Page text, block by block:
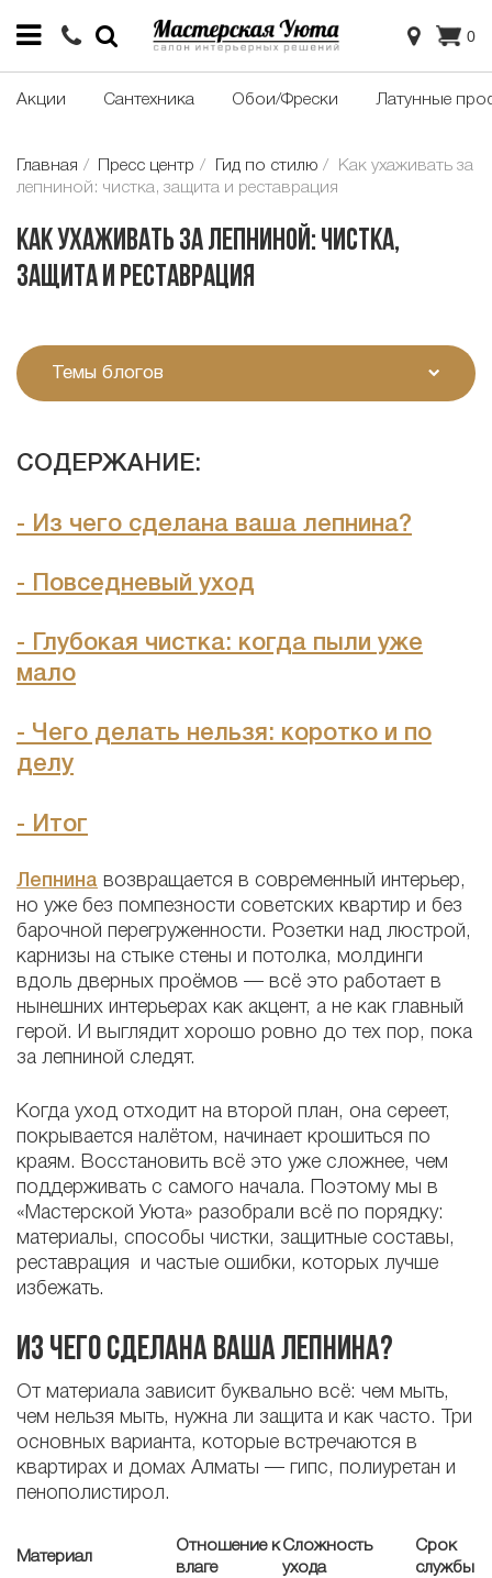
0
Акции Сантехника Обои/Фрески Латунные
Главная Пресс центр Гид по стилю
Как ухаживать за
лепниной: чистка, защита и реставрация
Как ухаживать за лепниной: чистка,
защита и реставрация
СОДЕРЖАНИЕ:
- Из чего сделана ваша лепнина?
- Повседневый уход
-
Глубокая чистка: когда пыли уже
мало
- Чего делать нельзя: коротко и по
делу
- Итог
Лепнина возвращается в современный интерьер,
но уже без помпезности советских квартир и без
барочной перегруженности. Розетки над люстрой,
карнизы на стыке стены и потолка, молдинги
вдоль дверных проёмов — всё это работает в
нынешних интерьерах как акцент, а не как главный
герой. И выглядит хорошо ровно до тех пор, пока
за лепниной следят.
Когда уход отходит на второй план, она сереет,
покрывается налётом, начинает крошиться по
краям. Восстановить всё это уже сложнее, чем
поддерживать с самого начала. Поэтому мы в
«Мастерской Уюта» разобрали всё по порядку:
материалы, способы чистки, защитные составы,
реставрация и частые ошибки, которых лучше
избежать.
Из чего сделана ваша лепнина?
От материала зависит буквально всё: чем мыть,
чем нельзя мыть, нужна ли защита и как часто. Три
основных варианта, которые встречаются в
квартирах и домах Алматы — гипс, полиуретан и
пенополистирол.
Материал
Отношение к
влаге
Сложность
ухода
Срок
службы
Темы блогов